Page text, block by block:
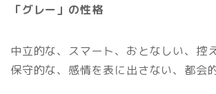
「グレー」の性格
中立的な、スマート、おとなしい、控え
保守的な、感情を表に出さない、都会